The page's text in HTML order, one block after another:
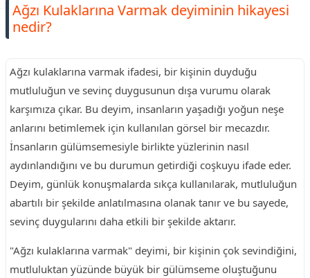
Ağzı Kulaklarına Varmak deyiminin hikayesi
nedir?
Ağzı kulaklarına varmak ifadesi, bir kişinin duyduğu
mutluluğun ve sevinç duygusunun dışa vurumu olarak
karşımıza çıkar. Bu deyim, insanların yaşadığı yoğun neşe
anlarını betimlemek için kullanılan görsel bir mecazdır.
İnsanların gülümsemesiyle birlikte yüzlerinin nasıl
aydınlandığını ve bu durumun getirdiği coşkuyu ifade eder.
Deyim, günlük konuşmalarda sıkça kullanılarak, mutluluğun
abartılı bir şekilde anlatılmasına olanak tanır ve bu sayede,
sevinç duygularını daha etkili bir şekilde aktarır.
"Ağzı kulaklarına varmak" deyimi, bir kişinin çok sevindiğini,
mutluluktan yüzünde büyük bir gülümseme oluştuğunu